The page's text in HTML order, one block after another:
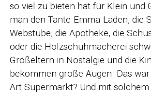
so viel zu bieten hat für Klein und
man den Tante-Emma-Laden, die
Webstube, die Apotheke, die
oder die Holzschuhmacherei
Großeltern in Nostalgie und die
bekommen große Augen. Das
Art Supermarkt? Und mit solchem